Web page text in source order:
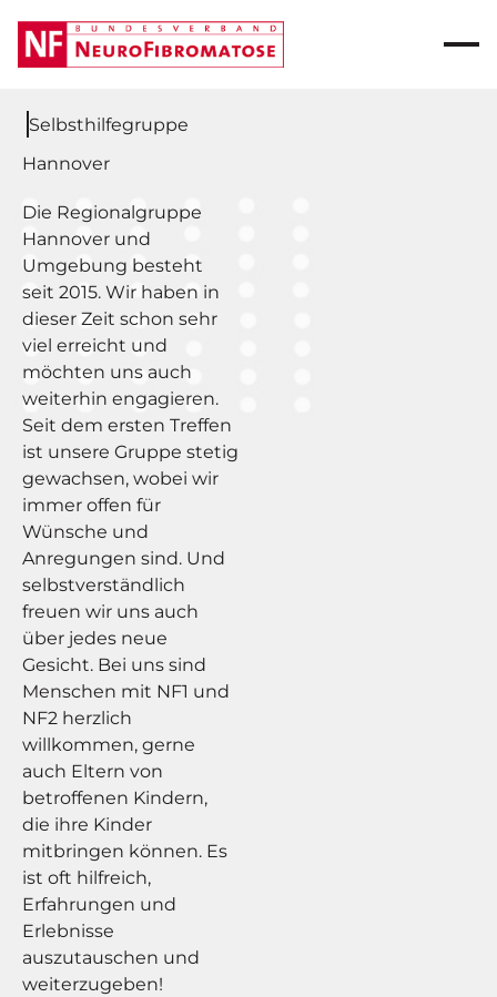
Selbsthilfegruppe
Hannover
Die Regionalgruppe
Hannover und
Umgebung besteht
seit 2015. Wir haben in
dieser Zeit schon sehr
viel erreicht und
möchten uns auch
weiterhin engagieren.
Seit dem ersten Treffen
ist unsere Gruppe stetig
gewachsen, wobei wir
immer offen für
Wünsche und
Anregungen sind. Und
selbstverständlich
freuen wir uns auch
über jedes neue
Gesicht. Bei uns sind
Menschen mit NF1 und
NF2 herzlich
willkommen, gerne
auch Eltern von
betroffenen Kindern,
die ihre Kinder
mitbringen können. Es
ist oft hilfreich,
Erfahrungen und
Erlebnisse
auszutauschen und
weiterzugeben!